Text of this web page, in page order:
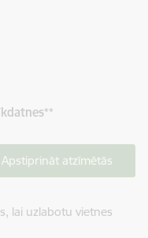
**
Apstiprināt atzīmētās
lai uzlabotu vietnes